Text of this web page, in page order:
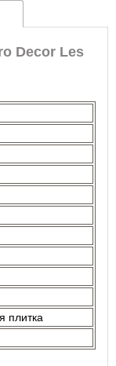
Decor Les
плитка